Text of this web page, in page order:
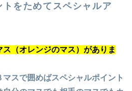
トをためてスペシャルア
（オレンジのマス）がありま
スで囲めばスペシャルポイント